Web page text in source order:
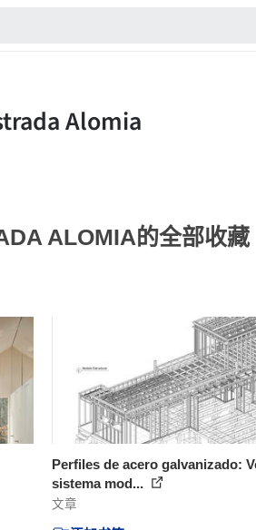
ALOMIA的全部收藏
Perfiles de acero galvanizado:
sistema mod...
文章